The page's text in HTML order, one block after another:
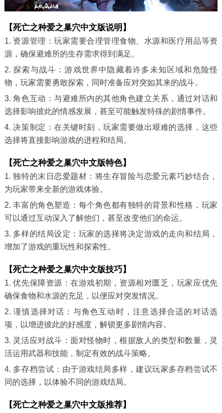
【死亡之种爱之巢穴中文版说明】
1. 资源管理：玩家需要合理管理食物、水源和医疗用品等资
源，确保避难所的生存需求得到满足。
2. 探索与战斗：游戏世界中隐藏着许多未知区域和危险怪
物，玩家需要勇敢探索，同时准备应对突如其来的战斗。
3. 角色互动：与避难所内的其他角色建立关系，通过对话和
选择影响彼此的情感发展，甚至可能触发特殊的剧情事件。
4. 决策制定：在关键时刻，玩家需要做出艰难的选择，这些
选择将直接影响游戏的进程和结局。
【死亡之种爱之巢穴中文版特色】
1. 独特的末日恋爱题材：将生存冒险与恋爱元素巧妙结合，
为玩家带来全新的游戏体验。
2. 丰富的角色塑造：每个角色都有独特的背景和性格，玩家
可以通过互动深入了解他们，甚至改变他们的命运。
3. 多样的结局设定：玩家的选择将决定游戏的走向和结局，
增加了游戏的重玩性和探索性。
【死亡之种爱之巢穴中文版技巧】
1. 优先保障资源：在游戏初期，资源相对匮乏，玩家应优先
确保食物和水源的充足，以便应对突发情况。
2. 谨慎选择对话：与角色互动时，注意选择合适的对话选
项，以增进彼此的好感度，解锁更多剧情内容。
3. 灵活应对战斗：面对怪物时，根据敌人的类型和数量，灵
活运用武器和技能，制定有效的战斗策略。
4. 多存档尝试：由于游戏结局多样，建议玩家多存档尝试不
同的选择，以体验不同的游戏结局。
【死亡之种爱之巢穴中文版推荐】